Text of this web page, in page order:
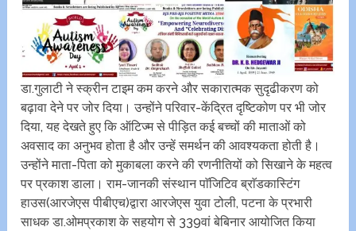
डा.गुलाटी ने स्क्रीन टाइम कम करने और सकारात्मक सुदृढीकरण को
बढ़ावा देने पर जोर दिया। उन्होंने परिवार-केंद्रित दृष्टिकोण पर भी जोर
दिया, यह देखते हुए कि ऑटिज्म से पीड़ित कई बच्चों की माताओं को
अवसाद का अनुभव होता है और उन्हें समर्थन की आवश्यकता होती है।
उन्होंने माता-पिता को मुकाबला करने की रणनीतियों को सिखाने के महत्व
पर प्रकाश डाला। राम-जानकी संस्थान पाॅजिटिव ब्राॅडकास्टिंग
हाउस(आरजेएस पीबीएच)द्वारा आरजेएस युवा टोली, पटना के प्रभारी
साधक डा.ओमप्रकाश के सहयोग से 339वां बेबिनार आयोजित किया